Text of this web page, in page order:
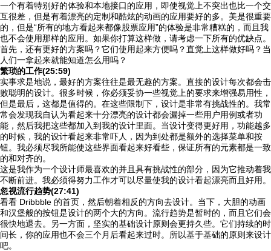
一个有着特别好的体验和本地接口的应用，即使视觉上不突出也比一个交
互很差，但是有着漂亮的定制和酷炫的动画的应用要好的多。美是很重要
的，但是“所有的地方看起来都像股票应用”的体验是非常糟糕的，而且我
也不会使用那样的应用。如果你打算这样做，请考虑一下所有的优缺点。
首先，还有更好的方案吗？它们使用起来方便吗？直觉上这样做好吗？当
人们一拿起来就能知道怎么用吗？
繁琐的工作(25:59)
实事求是地说，最好的方案往往是最无趣的方案。直接的设计每次都会击
败聪明的设计。很多时候，你必须妥协一些视觉上的要求来增强易用性，
但是最后，这都是值得的。在这些限制下，设计是非常有挑战性的。我常
常会发现我自认为看起来十分漂亮的设计都会漏掉一些用户用例或者功
能，然后我把这些都加入到我的设计里面。当设计变得更好用，功能越多
的时候，我的设计看起来非常吓人，因为到处都是额外的选择菜单和按
钮。我必须尽我所能使这些界面看起来好看些，保证所有的元素都是一致
的和对齐的。
这是我作为一个设计师最喜欢的并且具有挑战性的部分，因为它推动着我
不断前进。我必须得努力工作才可以尽量使我的设计看起漂亮而且好用。
忽视流行趋势(27:41)
看看 Dribbble 的首页，然后朝着相反的方向去设计。当下，大胆的动画
和汉堡般的按钮是设计的两个大的方向。流行趋势是暂时的，而且它们会
很快地退去。另一方面，坚实的基础设计原则会更持久些。它们持续的时
间长，你的应用也不会三个月后看起来过时。所以基于基础的原则来设计
吧。